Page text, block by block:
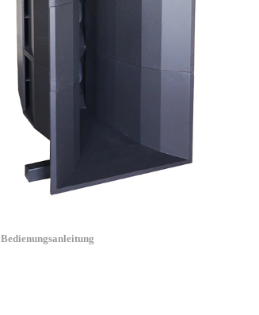
Bedienungsanleitung